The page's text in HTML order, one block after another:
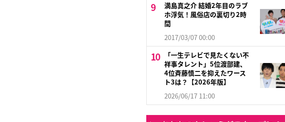
満島真之介 結婚2年目のラブ
ホ浮気！風俗店の裏切り2時
間
2017/03/07 00:00
「一生テレビで見たくない不
祥事タレント」5位渡部建、
4位斉藤慎二を抑えたワース
ト3は？【2026年版】
2026/06/17 11:00